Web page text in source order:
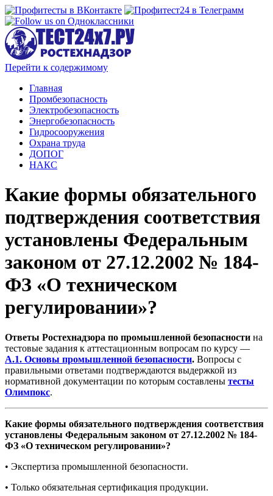
Перейти к содержимому
Главная
Промбезопасность
Электробезопасность
Энергобезопасность
Гидросооружения
Охрана труда
ДОПОГ
НАКС
Какие формы обязательного
подтверждения соответствия
установлены Федеральным
законом от 27.12.2002 № 184-
ФЗ «О техническом
регулировании»?
Ответы Ростехнадзора по промышленной безопасности на
тестовые задания к аттестационным вопросам по курсу —
А.1. Основы промышленной безопасности. Вопросы с
правильными ответами подтверждаются выдержкой из
нормативной документации по которым составлены тесты
Олимпокс.
Какие формы обязательного подтверждения соответствия
установлены Федеральным законом от 27.12.2002 № 184-
ФЗ «О техническом регулировании»?
• Экспертиза промышленной безопасности.
• Только обязательная сертификация продукции.